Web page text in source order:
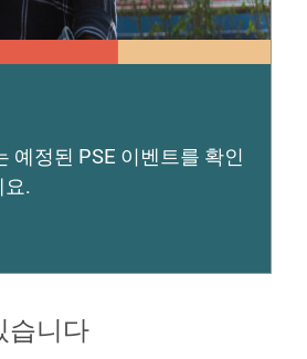
예정된 PSE 이벤트를 확인
요.
습니다